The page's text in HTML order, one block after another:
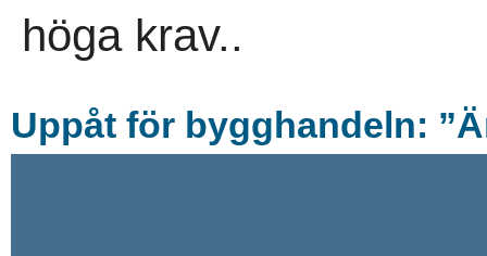
höga krav..